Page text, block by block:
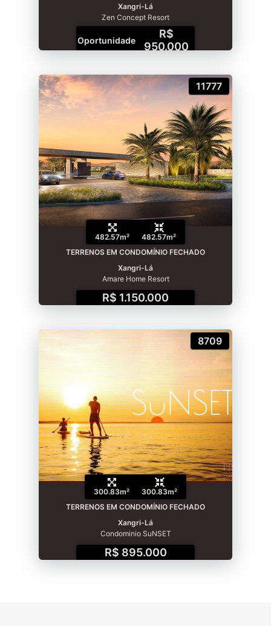
Xangri-Lá
Zen Concept Resort
Oportunidade
R$
950.000
11777
482.57m²
482.57m²
TERRENOS EM CONDOMÍNIO FECHADO
Xangri-Lá
Amare Home Resort
R$ 1.150.000
8709
300.83m²
300.83m²
TERRENOS EM CONDOMÍNIO FECHADO
Xangri-Lá
Condominio SuNSET
R$ 895.000